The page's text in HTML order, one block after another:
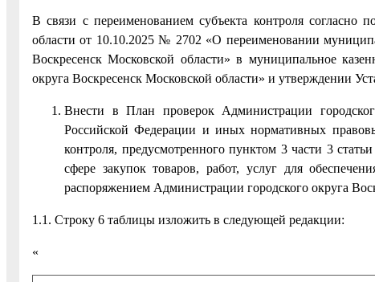
В связи с переименованием субъекта контроля согласно
области от 10.10.2025 № 2702 «О переименовании
Воскресенск Московской области» в муниципальное
округа Воскресенск Московской области» и утверждении
Внести в План проверок Администрации
Российской Федерации и иных нормативных
контроля, предусмотренного пунктом 3 части 3
сфере закупок товаров, работ, услуг для
распоряжением Администрации городского округа
1.1. Строку 6 таблицы изложить в следующей редакции:
«